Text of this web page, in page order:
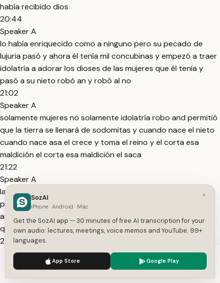
había recibido dios
20:44
Speaker A
lo había enriquecido como a ninguno pero su pecado de
lujuria pasó y ahora él tenía mil concubinas y empezó a traer
idolatría a adorar los dioses de las mujeres que él tenía y
pasó a su nieto robó an y robó al no
21:02
Speaker A
solamente mujeres no solamente idolatría robo and permitió
que la tierra se llenará de sodomitas y cuando nace el nieto
cuando nace asa el crece y toma el reino y el corta esa
maldición el corta esa maldición el saca
21:22
Speaker A
la idolatría el saca de chitheri a él saca los sodomitas bibi el
porta una maldición y comienza una bendición nueva mar
aguda aleluya evocadores de maldiciones la mañana dios
quiere que tú seas que corte la maldición de tu
21:40
Speaker A
familia aleluya [Música] como alguien corta la maldición
porque estamos hasta ahí no sabemos qué hicieron los
We use cookies to enhance your experience.
×
SozAI
iPhone · Android · Mac
Get the SozAI app — 30 minutes of free AI transcription for your
own audio: lectures, meetings, voice memos and YouTube. 99+
languages.
App Store Google Play